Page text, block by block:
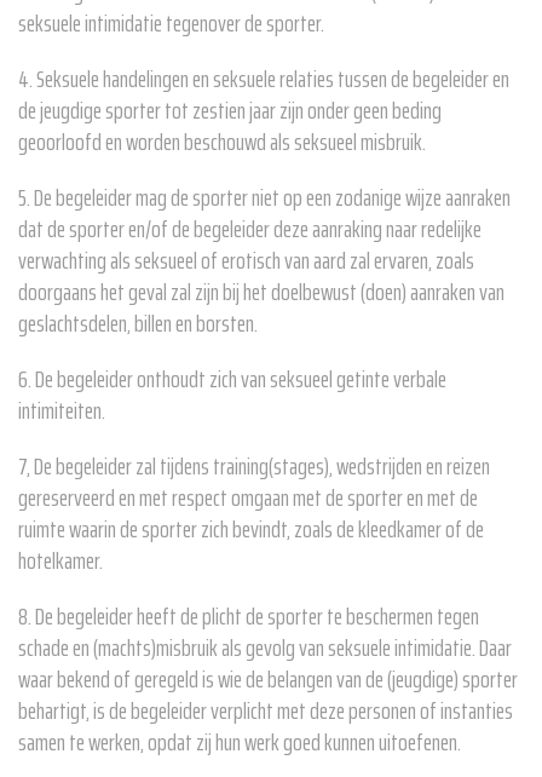
seksuele intimidatie tegenover de sporter.
4. Seksuele handelingen en seksuele relaties tussen de begeleider en
de jeugdige sporter tot zestien jaar zijn onder geen beding
geoorloofd en worden beschouwd als seksueel misbruik.
5. De begeleider mag de sporter niet op een zodanige wijze aanraken
dat de sporter en/of de begeleider deze aanraking naar redelijke
verwachting als seksueel of erotisch van aard zal ervaren, zoals
doorgaans het geval zal zijn bij het doelbewust (doen) aanraken van
geslachtsdelen, billen en borsten.
6. De begeleider onthoudt zich van seksueel getinte verbale
intimiteiten.
7, De begeleider zal tijdens training(stages), wedstrijden en reizen
gereserveerd en met respect omgaan met de sporter en met de
ruimte waarin de sporter zich bevindt, zoals de kleedkamer of de
hotelkamer.
8. De begeleider heeft de plicht de sporter te beschermen tegen
schade en (machts)misbruik als gevolg van seksuele intimidatie. Daar
waar bekend of geregeld is wie de belangen van de (jeugdige) sporter
behartigt, is de begeleider verplicht met deze personen of instanties
samen te werken, opdat zij hun werk goed kunnen uitoefenen.